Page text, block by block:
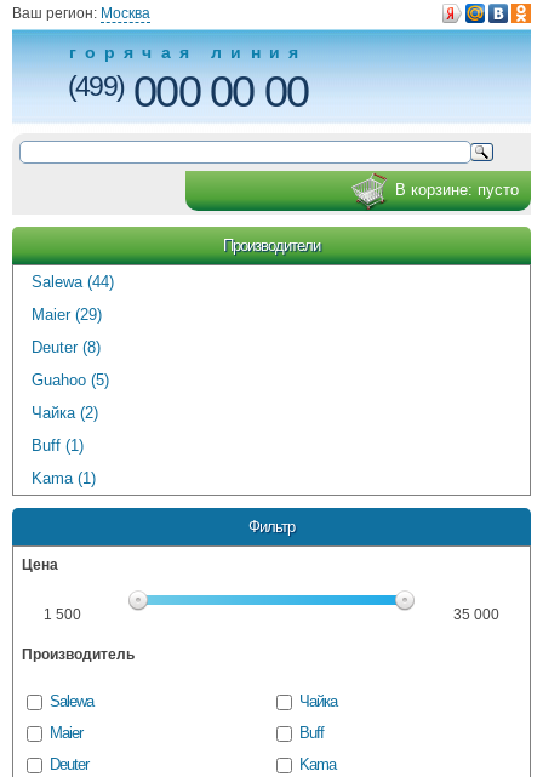
Ваш регион: Москва
горячая линия
(499)000 00 00
В корзине: пусто
Производители
Salewa (44)
Maier (29)
Deuter (8)
Guahoo (5)
Чайка (2)
Buff (1)
Kama (1)
Фильтр
Цена
1 500 35 000
Производитель
Salewa
Maier
Deuter
Чайка
Buff
Kama